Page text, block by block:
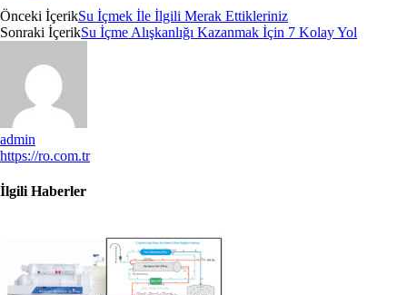
Önceki İçerikSu İçmek İle İlgili Merak Ettikleriniz
Sonraki İçerikSu İçme Alışkanlığı Kazanmak İçin 7 Kolay Yol
admin
https://ro.com.tr
İlgili Haberler